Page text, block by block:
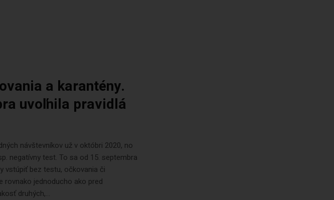
a karantény.
uvoľnila pravidlá
návštevníkov už v októbri 2020, no
negatívny test. To sa od 15. septembra
vstúpiť bez testu, očkovania či
rovnako jednoducho ako pred
druhých,...